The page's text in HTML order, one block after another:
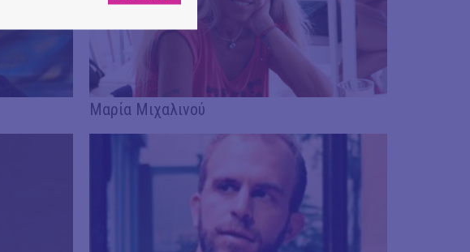
Μαρία Μιχαλινού